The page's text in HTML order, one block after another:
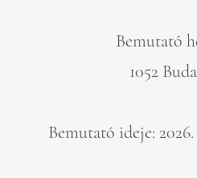
Bemutató
1052
Bemutató ideje: